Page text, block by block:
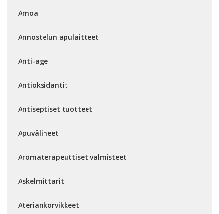
Amoa
Annostelun apulaitteet
Anti-age
Antioksidantit
Antiseptiset tuotteet
Apuvälineet
Aromaterapeuttiset valmisteet
Askelmittarit
Ateriankorvikkeet